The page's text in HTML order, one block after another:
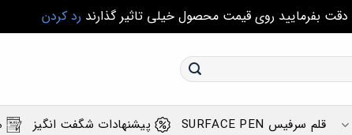
دقت بفرمایید روی قیمت محصول خیلی تاثیر گذارند رد کردن
قلم سرفیس SURFACE PEN پیشنهادات شگفت انگیز